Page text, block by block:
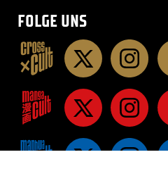
FOLGE UNS